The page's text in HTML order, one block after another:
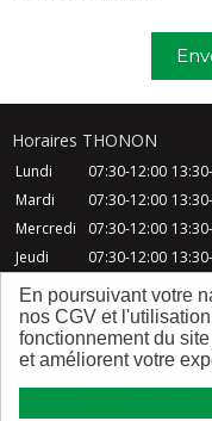
En poursuivant votre
nos CGV et
fonctionnement du
et améliorent votre
Horaires THONON
Lundi 07:30-12:00
Mardi
07:30-12:00
Mercredi
07:30-12:00
Jeudi
07:30-12:00
Vendredi
07:30-12:00
Samedi
08:30-12:30
Dimanche Fermé
CGV Contact